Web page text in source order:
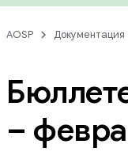
AOSP Документация
–